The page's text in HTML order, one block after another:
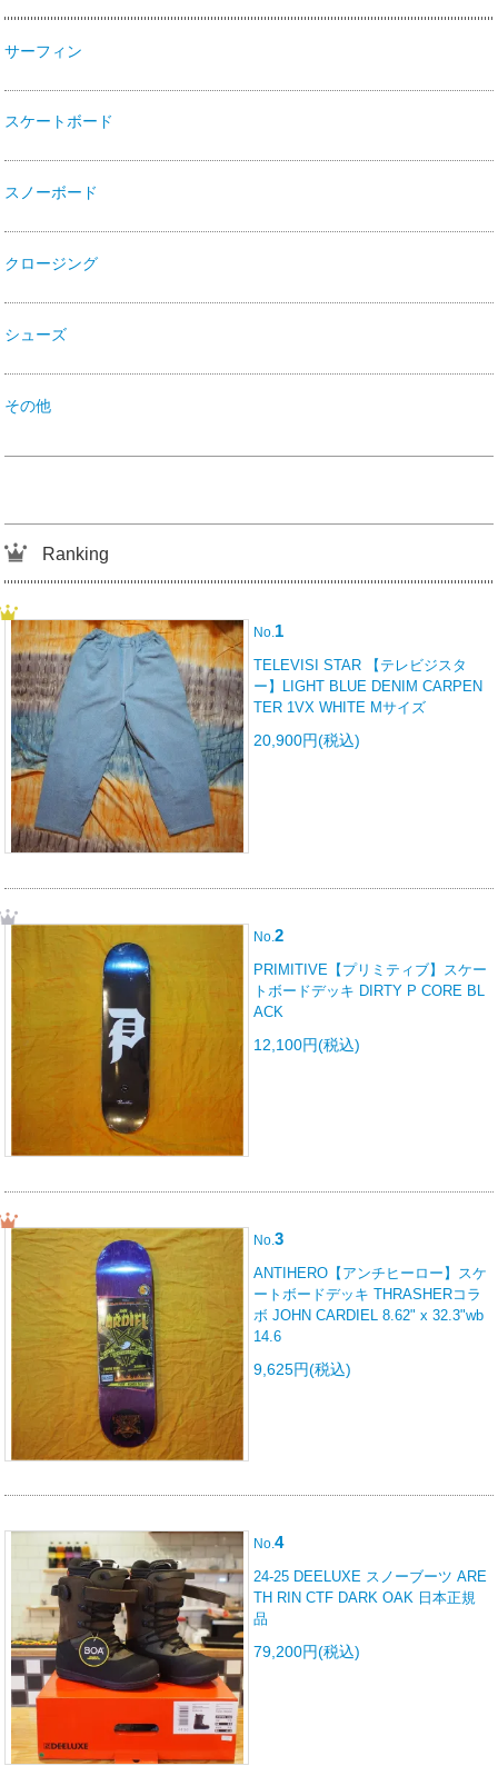
サーフィン
スケートボード
スノーボード
クロージング
シューズ
その他
Ranking
No.1
TELEVISI STAR 【テレビジスタ
ー】LIGHT BLUE DENIM CARPEN
TER 1VX WHITE Mサイズ
20,900円(税込)
No.2
PRIMITIVE【プリミティブ】スケー
トボードデッキ DIRTY P CORE BL
ACK
12,100円(税込)
No.3
ANTIHERO【アンチヒーロー】スケ
ートボードデッキ THRASHERコラ
ボ JOHN CARDIEL 8.62" x 32.3"wb
14.6
9,625円(税込)
No.4
24-25 DEELUXE スノーブーツ ARE
TH RIN CTF DARK OAK 日本正規
品
79,200円(税込)